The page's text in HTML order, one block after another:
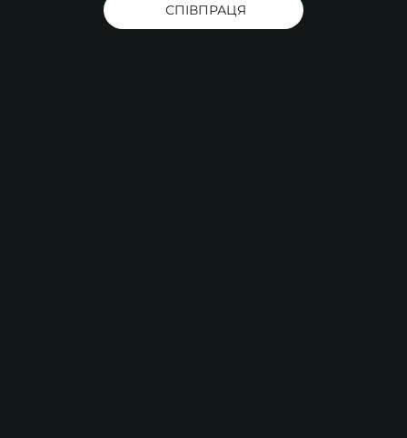
СПІВПРАЦЯ